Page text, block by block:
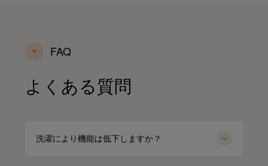
FAQ
よくある質問
洗濯により機能は低下しますか？